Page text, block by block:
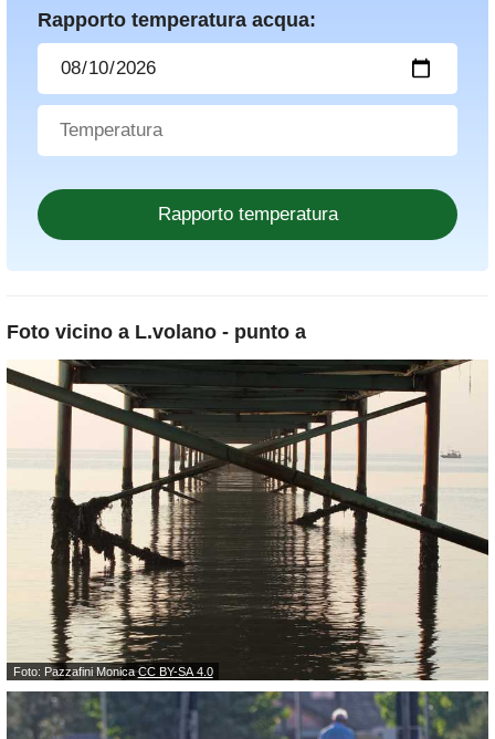
Rapporto temperatura acqua:
Foto vicino a L.volano - punto a
Foto: Pazzafini MonicaCC BY-SA 4.0